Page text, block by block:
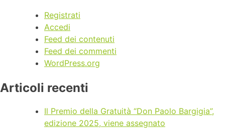
Registrati
Accedi
Feed dei contenuti
Feed dei commenti
WordPress.org
Articoli recenti
Il Premio della Gratuità “Don Paolo Bargigia”,
edizione 2025, viene assegnato